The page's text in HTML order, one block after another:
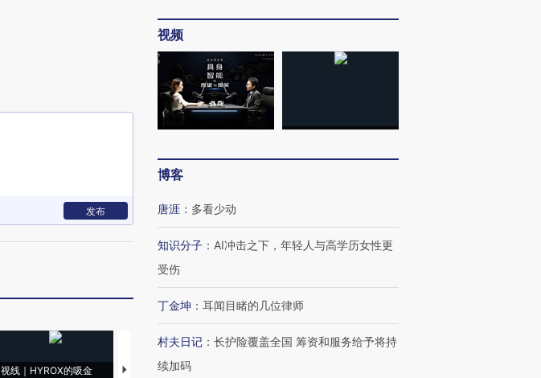
发布
视线｜HYROX的吸金
马航飞行员跨国走私7万
视频
博客
唐涯 ： 多看少动
知识分子 ： AI冲击之下，年轻人与高学历女性更
受伤
丁金坤 ： 耳闻目睹的几位律师
村夫日记 ： 长护险覆盖全国 筹资和服务给予将持
续加码